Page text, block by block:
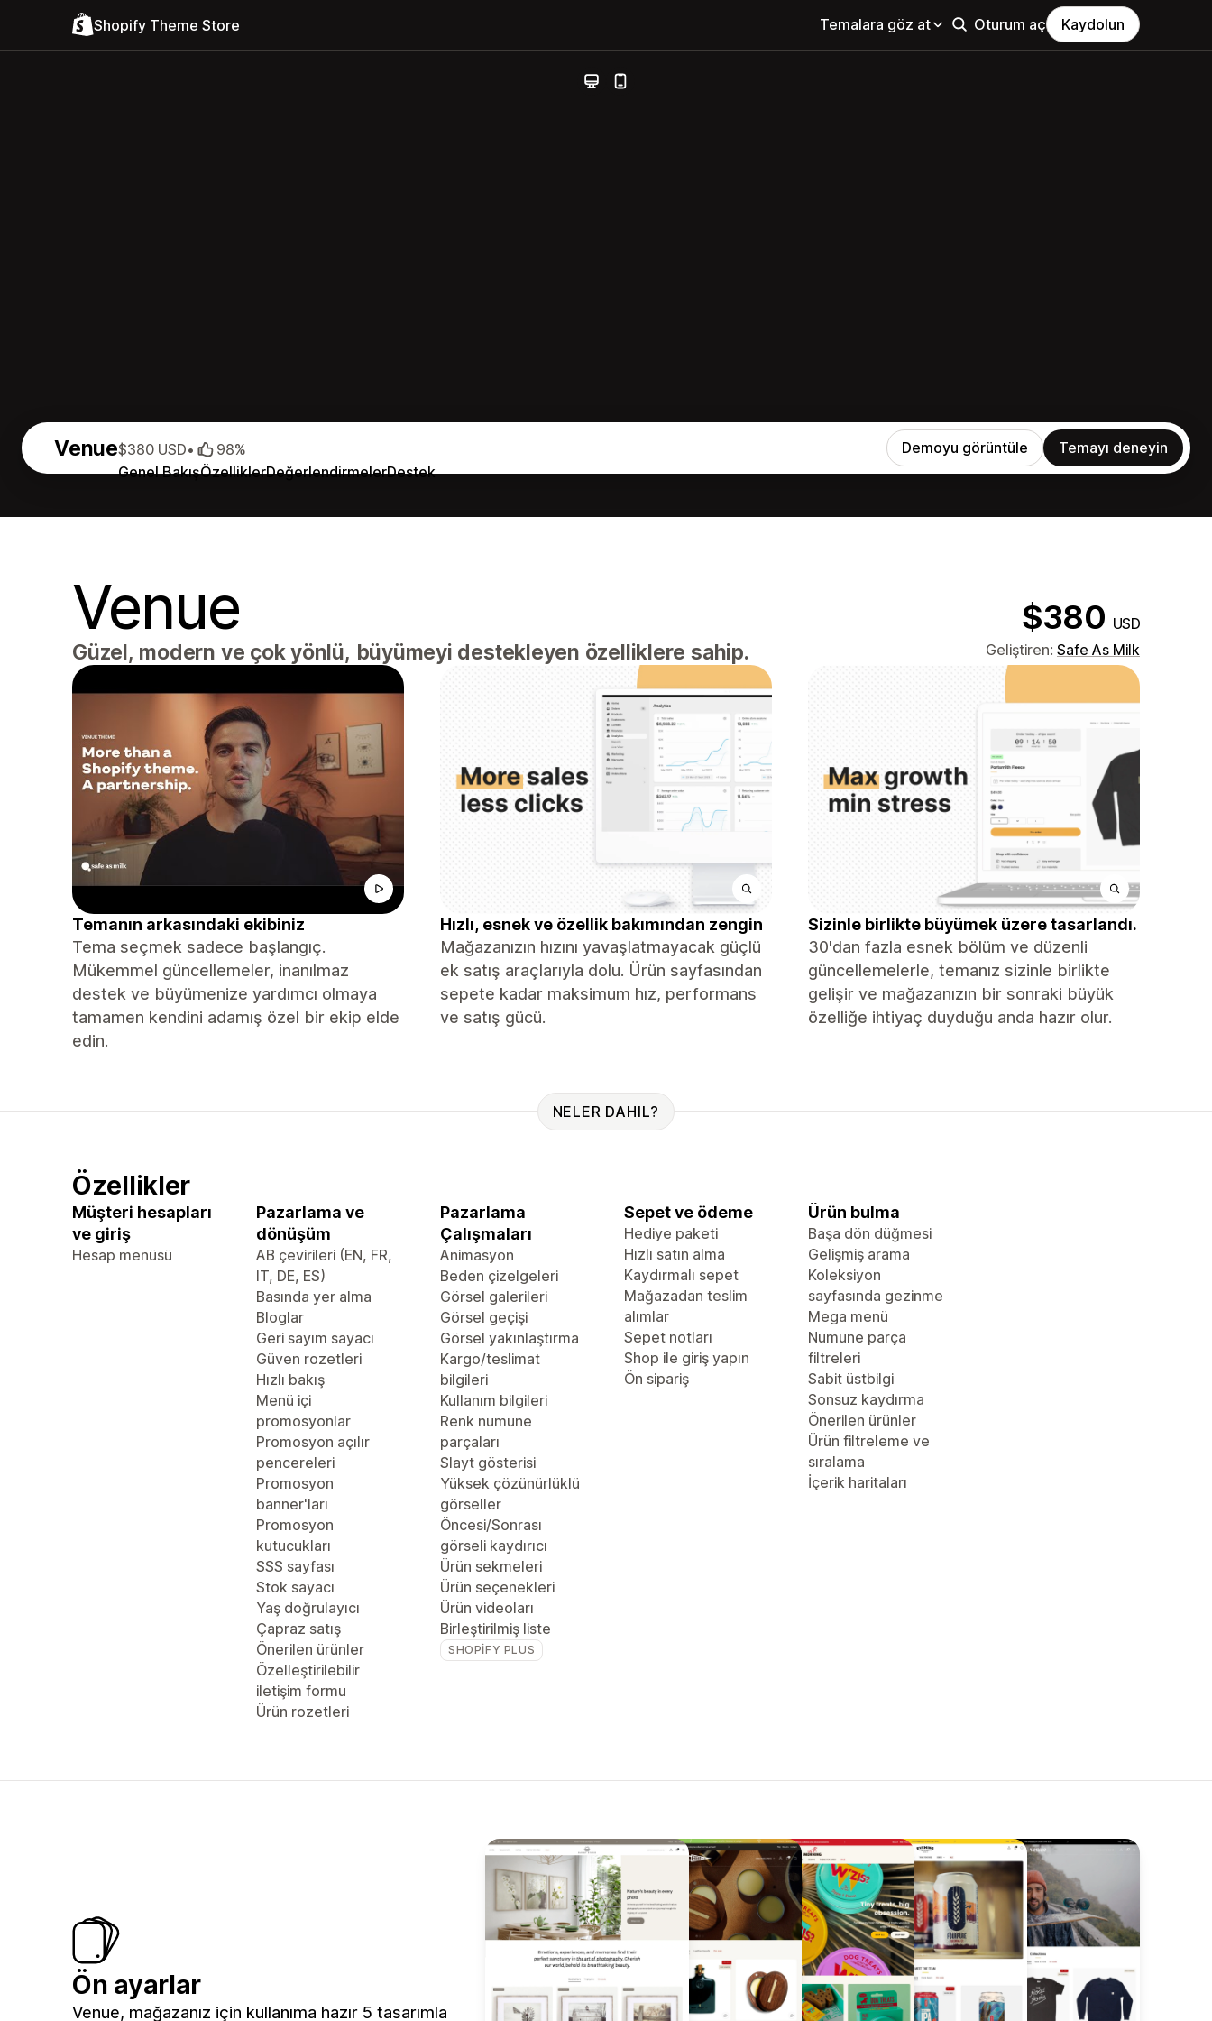
Shopify Theme Store Temalara göz at Oturum aç Kaydolun
Venue
Genel BakışÖzelliklerDeğerlendirmelerDestek
$380 USD• 98% Demoyu görüntüle Temayı deneyin
Venue $380 USD
Güzel, modern ve çok yönlü, büyümeyi destekleyen özelliklere sahip. Geliştiren: Safe As Milk
Temanın arkasındaki ekibiniz
Tema seçmek sadece başlangıç.
Mükemmel güncellemeler, inanılmaz
destek ve büyümenize yardımcı olmaya
tamamen kendini adamış özel bir ekip elde
edin.
Hızlı, esnek ve özellik bakımından zengin
Mağazanızın hızını yavaşlatmayacak güçlü
ek satış araçlarıyla dolu. Ürün sayfasından
sepete kadar maksimum hız, performans
ve satış gücü.
Sizinle birlikte büyümek üzere tasarlandı.
30'dan fazla esnek bölüm ve düzenli
güncellemelerle, temanız sizinle birlikte
gelişir ve mağazanızın bir sonraki büyük
özelliğe ihtiyaç duyduğu anda hazır olur.
NELER DAHIL?
Özellikler
Müşteri hesapları
ve giriş
Hesap menüsü
Pazarlama ve
dönüşüm
AB çevirileri (EN, FR,
IT, DE, ES)
Basında yer alma
Bloglar
Geri sayım sayacı
Güven rozetleri
Hızlı bakış
Menü içi
promosyonlar
Promosyon açılır
pencereleri
Promosyon
banner'ları
Promosyon
kutucukları
SSS sayfası
Stok sayacı
Yaş doğrulayıcı
Çapraz satış
Önerilen ürünler
Özelleştirilebilir
iletişim formu
Ürün rozetleri
Pazarlama
Çalışmaları
Animasyon
Beden çizelgeleri
Görsel galerileri
Görsel geçişi
Görsel yakınlaştırma
Kargo/teslimat
bilgileri
Kullanım bilgileri
Renk numune
parçaları
Slayt gösterisi
Yüksek çözünürlüklü
görseller
Öncesi/Sonrası
görseli kaydırıcı
Ürün sekmeleri
Ürün seçenekleri
Ürün videoları
Birleştirilmiş liste
SHOPIFY PLUS
Sepet ve ödeme
Hediye paketi
Hızlı satın alma
Kaydırmalı sepet
Mağazadan teslim
alımlar
Sepet notları
Shop ile giriş yapın
Ön sipariş
Ürün bulma
Başa dön düğmesi
Gelişmiş arama
Koleksiyon
sayfasında gezinme
Mega menü
Numune parça
filtreleri
Sabit üstbilgi
Sonsuz kaydırma
Önerilen ürünler
Ürün filtreleme ve
sıralama
İçerik haritaları
Ön ayarlar
Venue, mağazanız için kullanıma hazır 5 tasarımla